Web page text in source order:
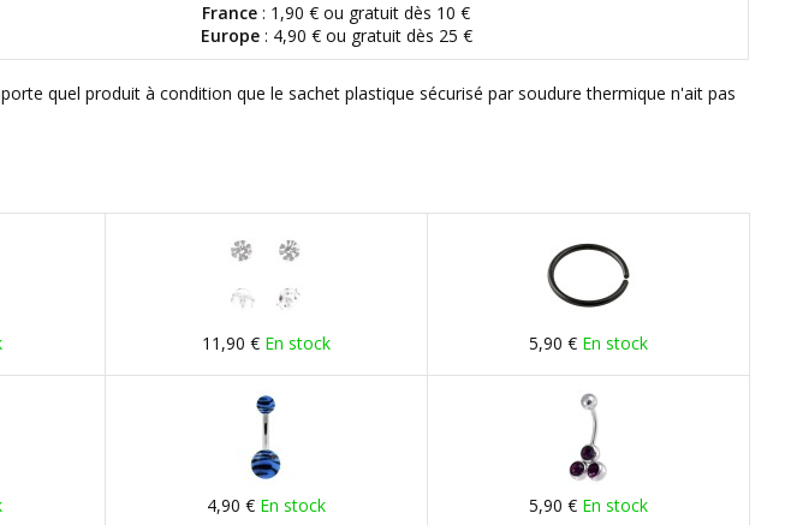
France : 1,90 € ou gratuit dès 10 €
Europe: 4,90 € ou gratuit dès 25 €
quel produit à condition que le sachet plastique sécurisé par soudure thermique n'ait pas
11,90 € En stock 5,90 € En stock
4,90 € En stock 5,90 € En stock